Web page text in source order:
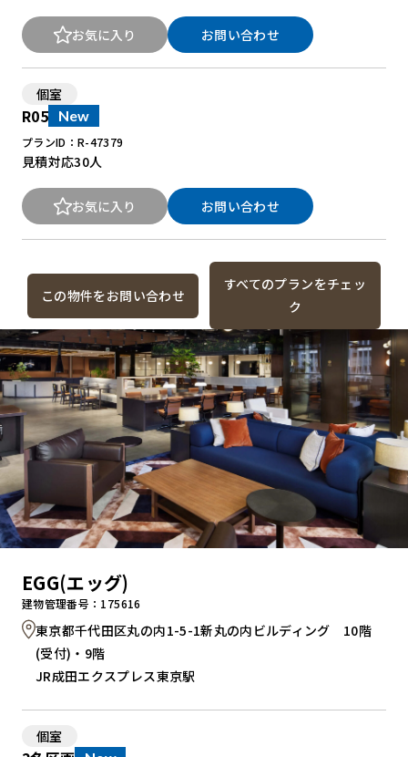
お気に入り お問い合わせ
個室
R05 New
プランID：R-47379
見積対応30人
お気に入り お問い合わせ
この物件をお問い合わせ
すべてのプランをチェッ
ク
EGG(エッグ)
建物管理番号：175616
東京都千代田区丸の内1-5-1新丸の内ビルディング 10階
(受付)・9階
JR成田エクスプレス東京駅
個室